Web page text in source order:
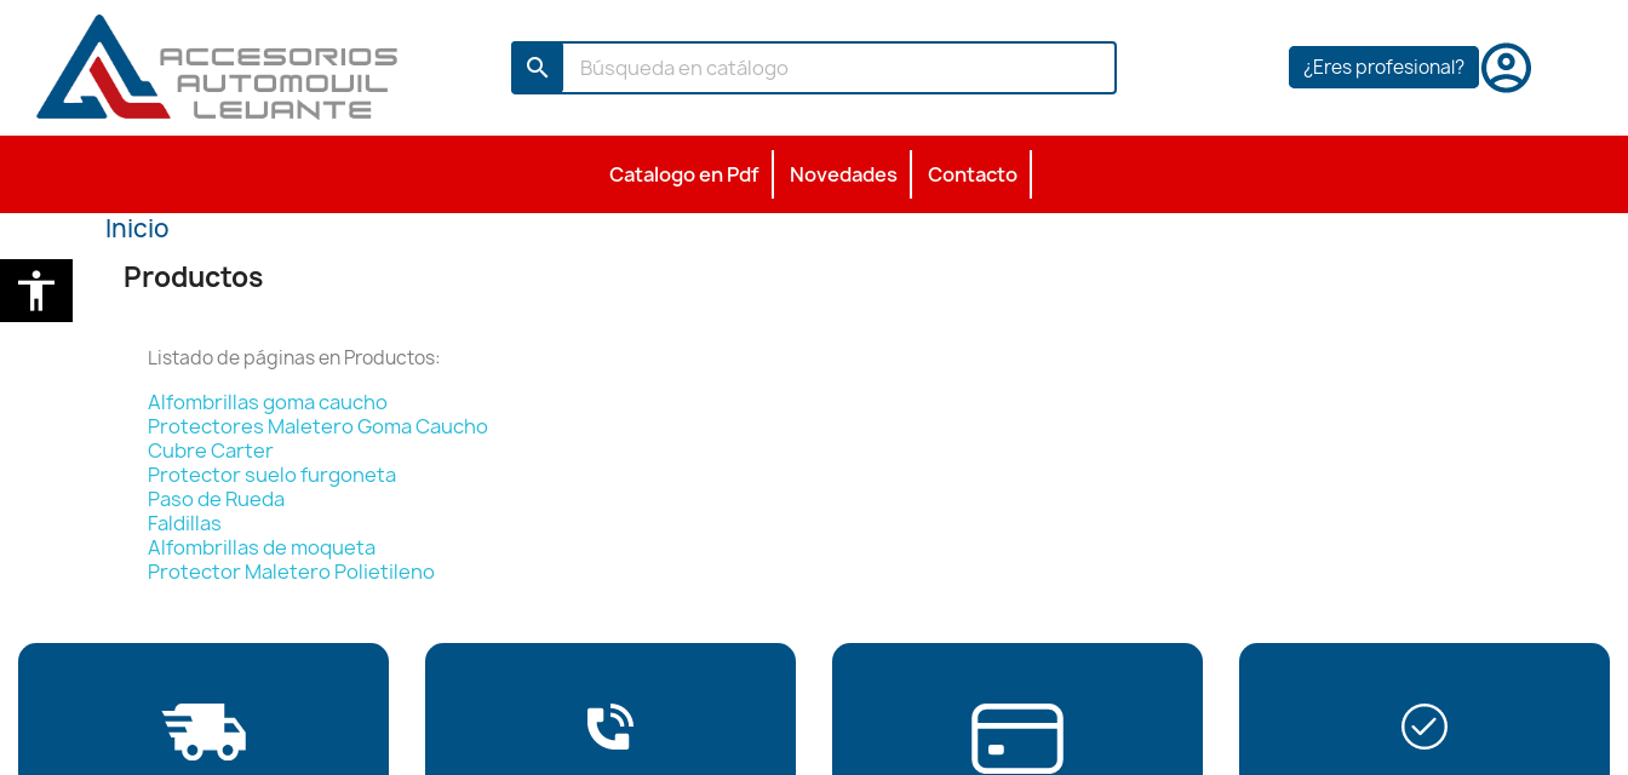
search ¿Eres profesional?
Catalogo en Pdf Novedades Contacto
Inicio
Productos
Listado de páginas en Productos:
Alfombrillas goma caucho
Protectores Maletero Goma Caucho
Cubre Carter
Protector suelo furgoneta
Paso de Rueda
Faldillas
Alfombrillas de moqueta
Protector Maletero Polietileno
accessibility